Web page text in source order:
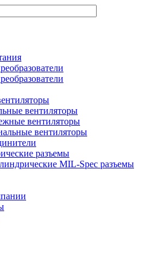
вентиляторы
вентиляторы
вентиляторы
разъемы
MIL-Spec разъемы